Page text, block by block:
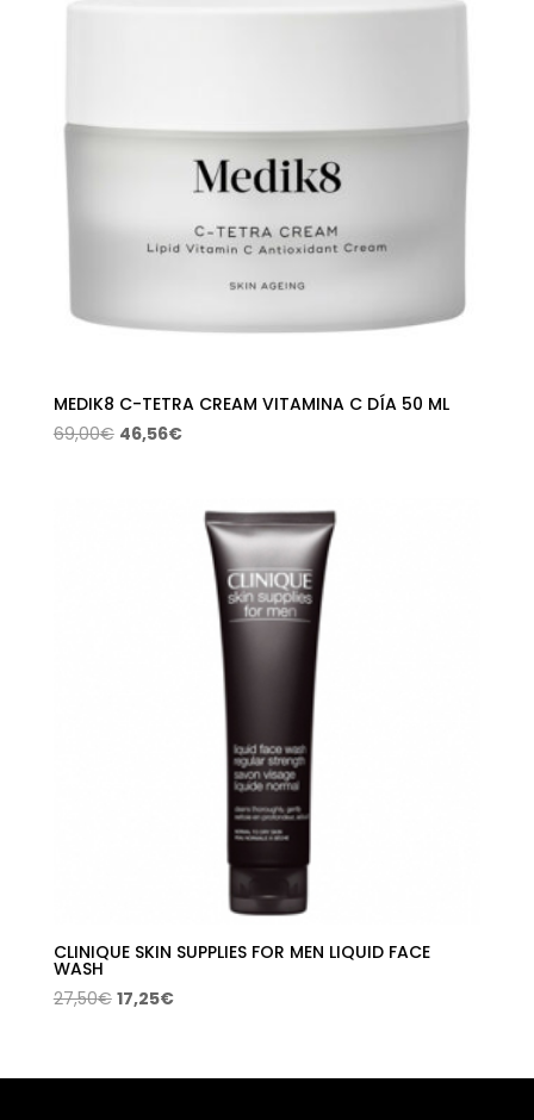
MEDIK8 C-TETRA CREAM VITAMINA C DÍA 50 ML
69,00€ El
46,56€El
46,56€.
CLINIQUE SKIN SUPPLIES FOR MEN LIQUID FACE
WASH
27,50€ El
era:
17,25€El
es: